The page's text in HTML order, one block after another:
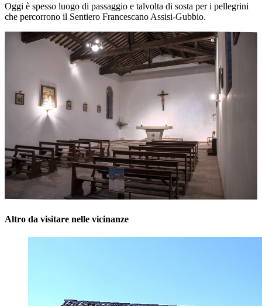
Oggi è spesso luogo di passaggio e talvolta di sosta per i pellegrini
che percorrono il Sentiero Francescano Assisi-Gubbio.
Altro da visitare nelle vicinanze